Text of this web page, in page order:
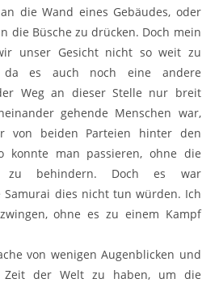
die Wand eines Gebäudes, oder
die Büsche zu drücken. Doch mein
unser Gesicht nicht so weit zu
da es auch noch eine andere
Weg an dieser Stelle nur breit
gehende Menschen war,
von beiden Parteien hinter den
konnte man passieren, ohne die
zu behindern. Doch es war
Samurai dies nicht tun würden. Ich
ohne es zu einem Kampf
von wenigen Augenblicken und
der Welt zu haben, um die